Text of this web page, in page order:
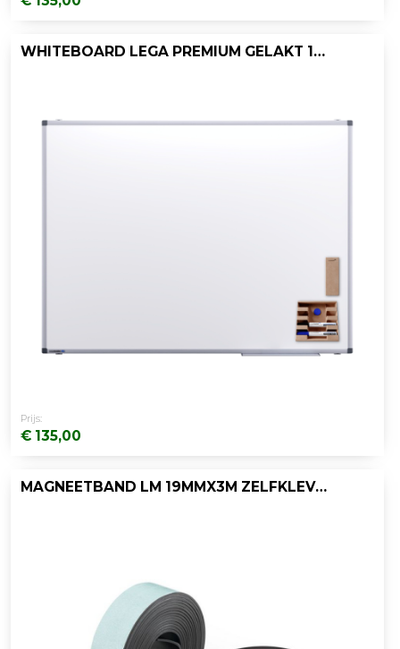
WHITEBOARD LEGA PREMIUM GELAKT 120X90
Prijs:
€ 135,00
MAGNEETBAND LM 19MMX3M ZELFKLEVEND